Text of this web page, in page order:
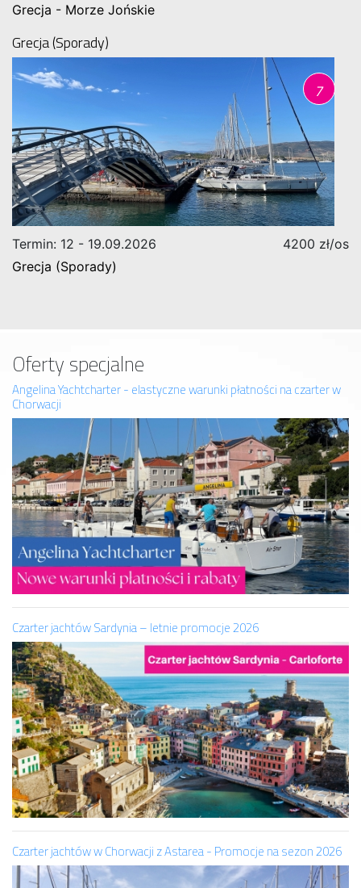
Grecja - Morze Jońskie
Grecja (Sporady)
7
Termin: 12 - 19.09.2026
4200 zł/os
Grecja (Sporady)
Oferty specjalne
Angelina Yachtcharter - elastyczne warunki płatności na czarter w
Chorwacji
Czarter jachtów Sardynia – letnie promocje 2026
Czarter jachtów w Chorwacji z Astarea - Promocje na sezon 2026